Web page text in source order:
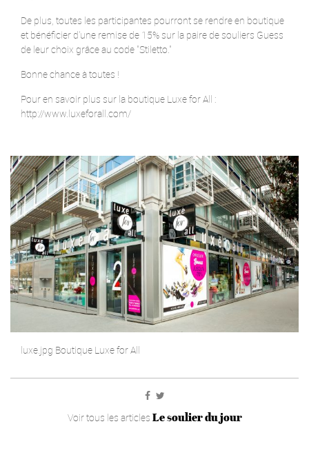
De plus, toutes les participantes pourront se rendre en boutique
et bénéficier d'une remise de 15% sur la paire de souliers Guess
de leur choix grâce au code "Stiletto."
Bonne chance à toutes !
Pour en savoir plus sur la boutique Luxe for All :
http://www.luxeforall.com/
luxe.jpg Boutique Luxe for All
Voir tous les articles Le soulier du jour